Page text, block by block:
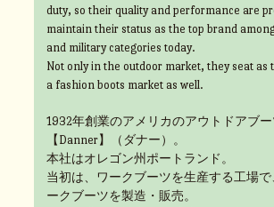
duty, so their quality and performance are
maintain their status as the top brand
and military categories today.
Not only in the outdoor market, they seat as
a fashion boots market as well.
1932年創業のアメリカのアウトドアブ
【Danner】（ダナー）。
本社はオレゴン州ポートランド。
当初は、ワークブーツを生産する工場で
ークブーツを製造・販売。